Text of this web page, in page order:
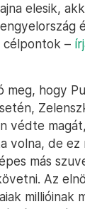
elesik,
célpontok –
meg, hogy
védte
volna, de ez
más
Az
millióinak